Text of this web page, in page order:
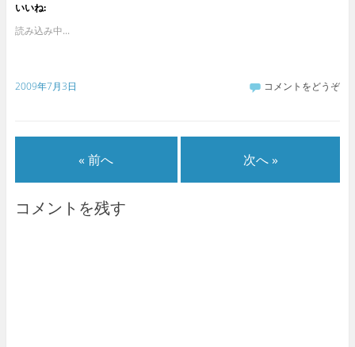
いいね:
読み込み中...
2009年7月3日 コメントをどうぞ
« 前へ 次へ »
コメントを残す